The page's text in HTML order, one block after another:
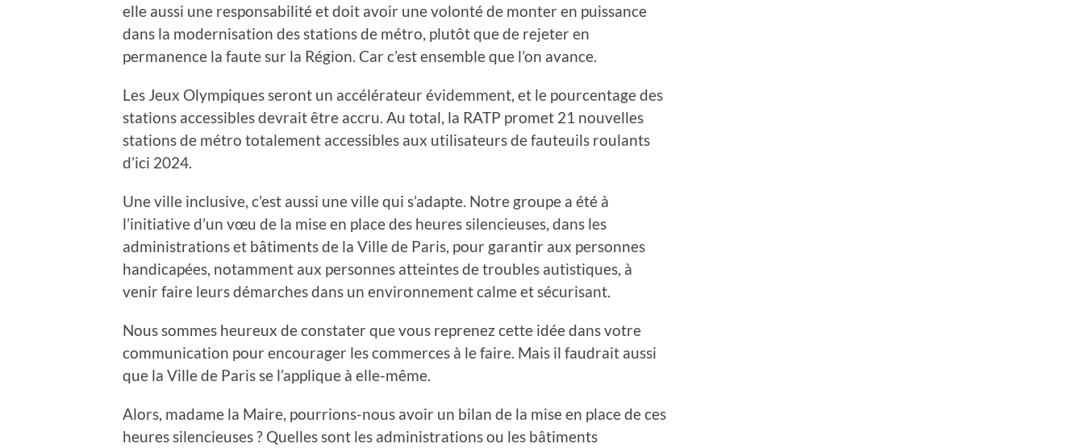
elle aussi une responsabilité et doit avoir une volonté de monter en puissance
dans la modernisation des stations de métro, plutôt que de rejeter en
permanence la faute sur la Région. Car c’est ensemble que l’on avance.
Les Jeux Olympiques seront un accélérateur évidemment, et le pourcentage des
stations accessibles devrait être accru. Au total, la RATP promet 21 nouvelles
stations de métro totalement accessibles aux utilisateurs de fauteuils roulants
d’ici 2024.
Une ville inclusive, c’est aussi une ville qui s’adapte. Notre groupe a été à
l’initiative d’un vœu de la mise en place des heures silencieuses, dans les
administrations et bâtiments de la Ville de Paris, pour garantir aux personnes
handicapées, notamment aux personnes atteintes de troubles autistiques, à
venir faire leurs démarches dans un environnement calme et sécurisant.
Nous sommes heureux de constater que vous reprenez cette idée dans votre
communication pour encourager les commerces à le faire. Mais il faudrait aussi
que la Ville de Paris se l’applique à elle-même.
Alors, madame la Maire, pourrions-nous avoir un bilan de la mise en place de ces
heures silencieuses ? Quelles sont les administrations ou les bâtiments